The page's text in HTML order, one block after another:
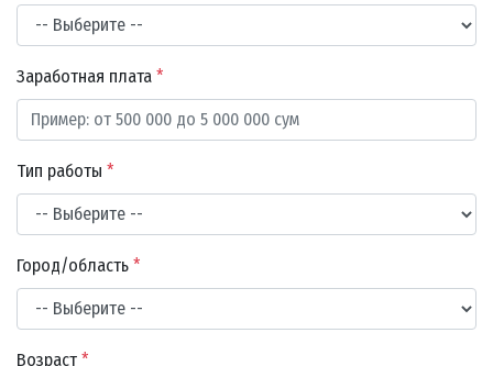
Заработная плата *
Тип работы *
Город/область *
Возраст *